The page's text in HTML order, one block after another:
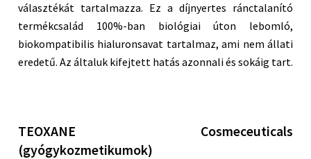
választékát tartalmazza. Ez a díjnyertes ránctalanító
termékcsalád 100%-ban biológiai úton lebomló,
biokompatibilis hialuronsavat tartalmaz, ami nem állati
eredetű. Az általuk kifejtett hatás azonnali és sokáig tart.
TEOXANE Cosmeceuticals
(gyógykozmetikumok)